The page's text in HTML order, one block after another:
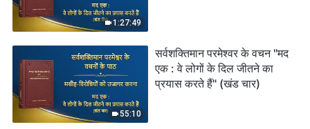
1:27:49
55:10
सर्वशक्तिमान परमेश्वर के वचन "मद
एक : वे लोगों के दिल जीतने का
प्रयास करते हैं" (खंड चार)